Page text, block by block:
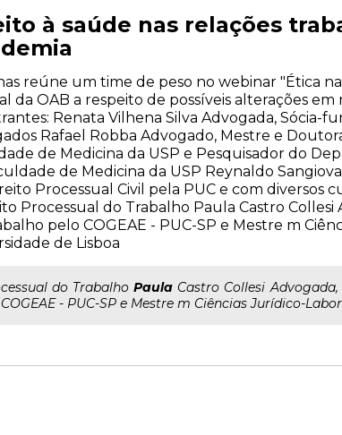
à saúde nas relações
reúne um time de peso no webinar "Ética
da OAB a respeito de possíveis alterações
Renata Vilhena Silva Advogada, Sócia-
Rafael Robba Advogado, Mestre e
de Medicina da USP e Pesquisador do
de Medicina da USP Reynaldo
Processual Civil pela PUC e com diversos
Processual do Trabalho Paula Castro
pelo COGEAE - PUC-SP e Mestre m
de Lisboa
do TrabalhoPaula Castro Collesi
- PUC-SP e Mestre m Ciências Jurídico-